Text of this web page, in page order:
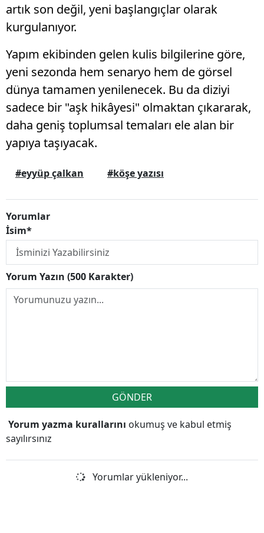
artık son değil, yeni başlangıçlar olarak
kurgulanıyor.
Yapım ekibinden gelen kulis bilgilerine göre,
yeni sezonda hem senaryo hem de görsel
dünya tamamen yenilenecek. Bu da diziyi
sadece bir "aşk hikâyesi" olmaktan çıkararak,
daha geniş toplumsal temaları ele alan bir
yapıya taşıyacak.
#eyyüp çalkan #köşe yazısı
Yorumlar
İsim*
Yorum Yazın (500 Karakter)
GÖNDER
Yorum yazma kurallarını okumuş ve kabul etmiş
sayılırsınız
Yorumlar yükleniyor...